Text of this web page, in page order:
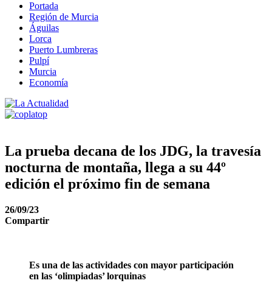
Portada
Región de Murcia
Águilas
Lorca
Puerto Lumbreras
Pulpí
Murcia
Economía
La prueba decana de los JDG, la travesía
nocturna de montaña, llega a su 44º
edición el próximo fin de semana
26/09/23
Compartir
Es una de las actividades con mayor participación
en las ‘olimpiadas’ lorquinas